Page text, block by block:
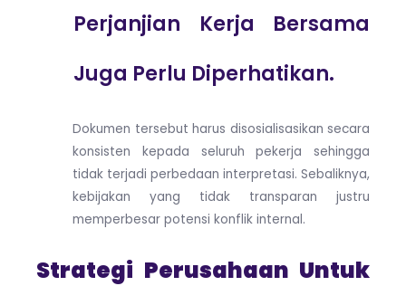
Perjanjian Kerja Bersama
Juga Perlu Diperhatikan.
Dokumen tersebut harus disosialisasikan secara
konsisten kepada seluruh pekerja sehingga
tidak terjadi perbedaan interpretasi. Sebaliknya,
kebijakan yang tidak transparan justru
memperbesar potensi konflik internal.
Strategi Perusahaan Untuk